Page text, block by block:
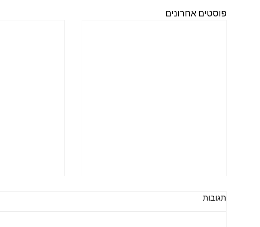
פוסטים אחרונים
תגובות